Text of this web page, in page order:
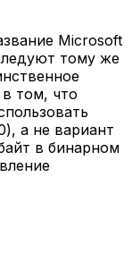
Microsoft
тому же
в том, что
а не вариант
в бинарном